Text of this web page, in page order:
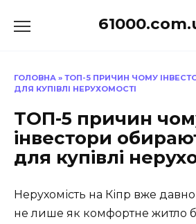
до
ГОЛОВНА » ТОП-5 ПРИЧИН ЧОМУ
ДЛЯ КУПІВЛІ НЕРУХОМОСТІ
ТОП-5 причин
інвестори
для купівлі
Нерухомість на Кіпр вже
не лише як комфортне житло